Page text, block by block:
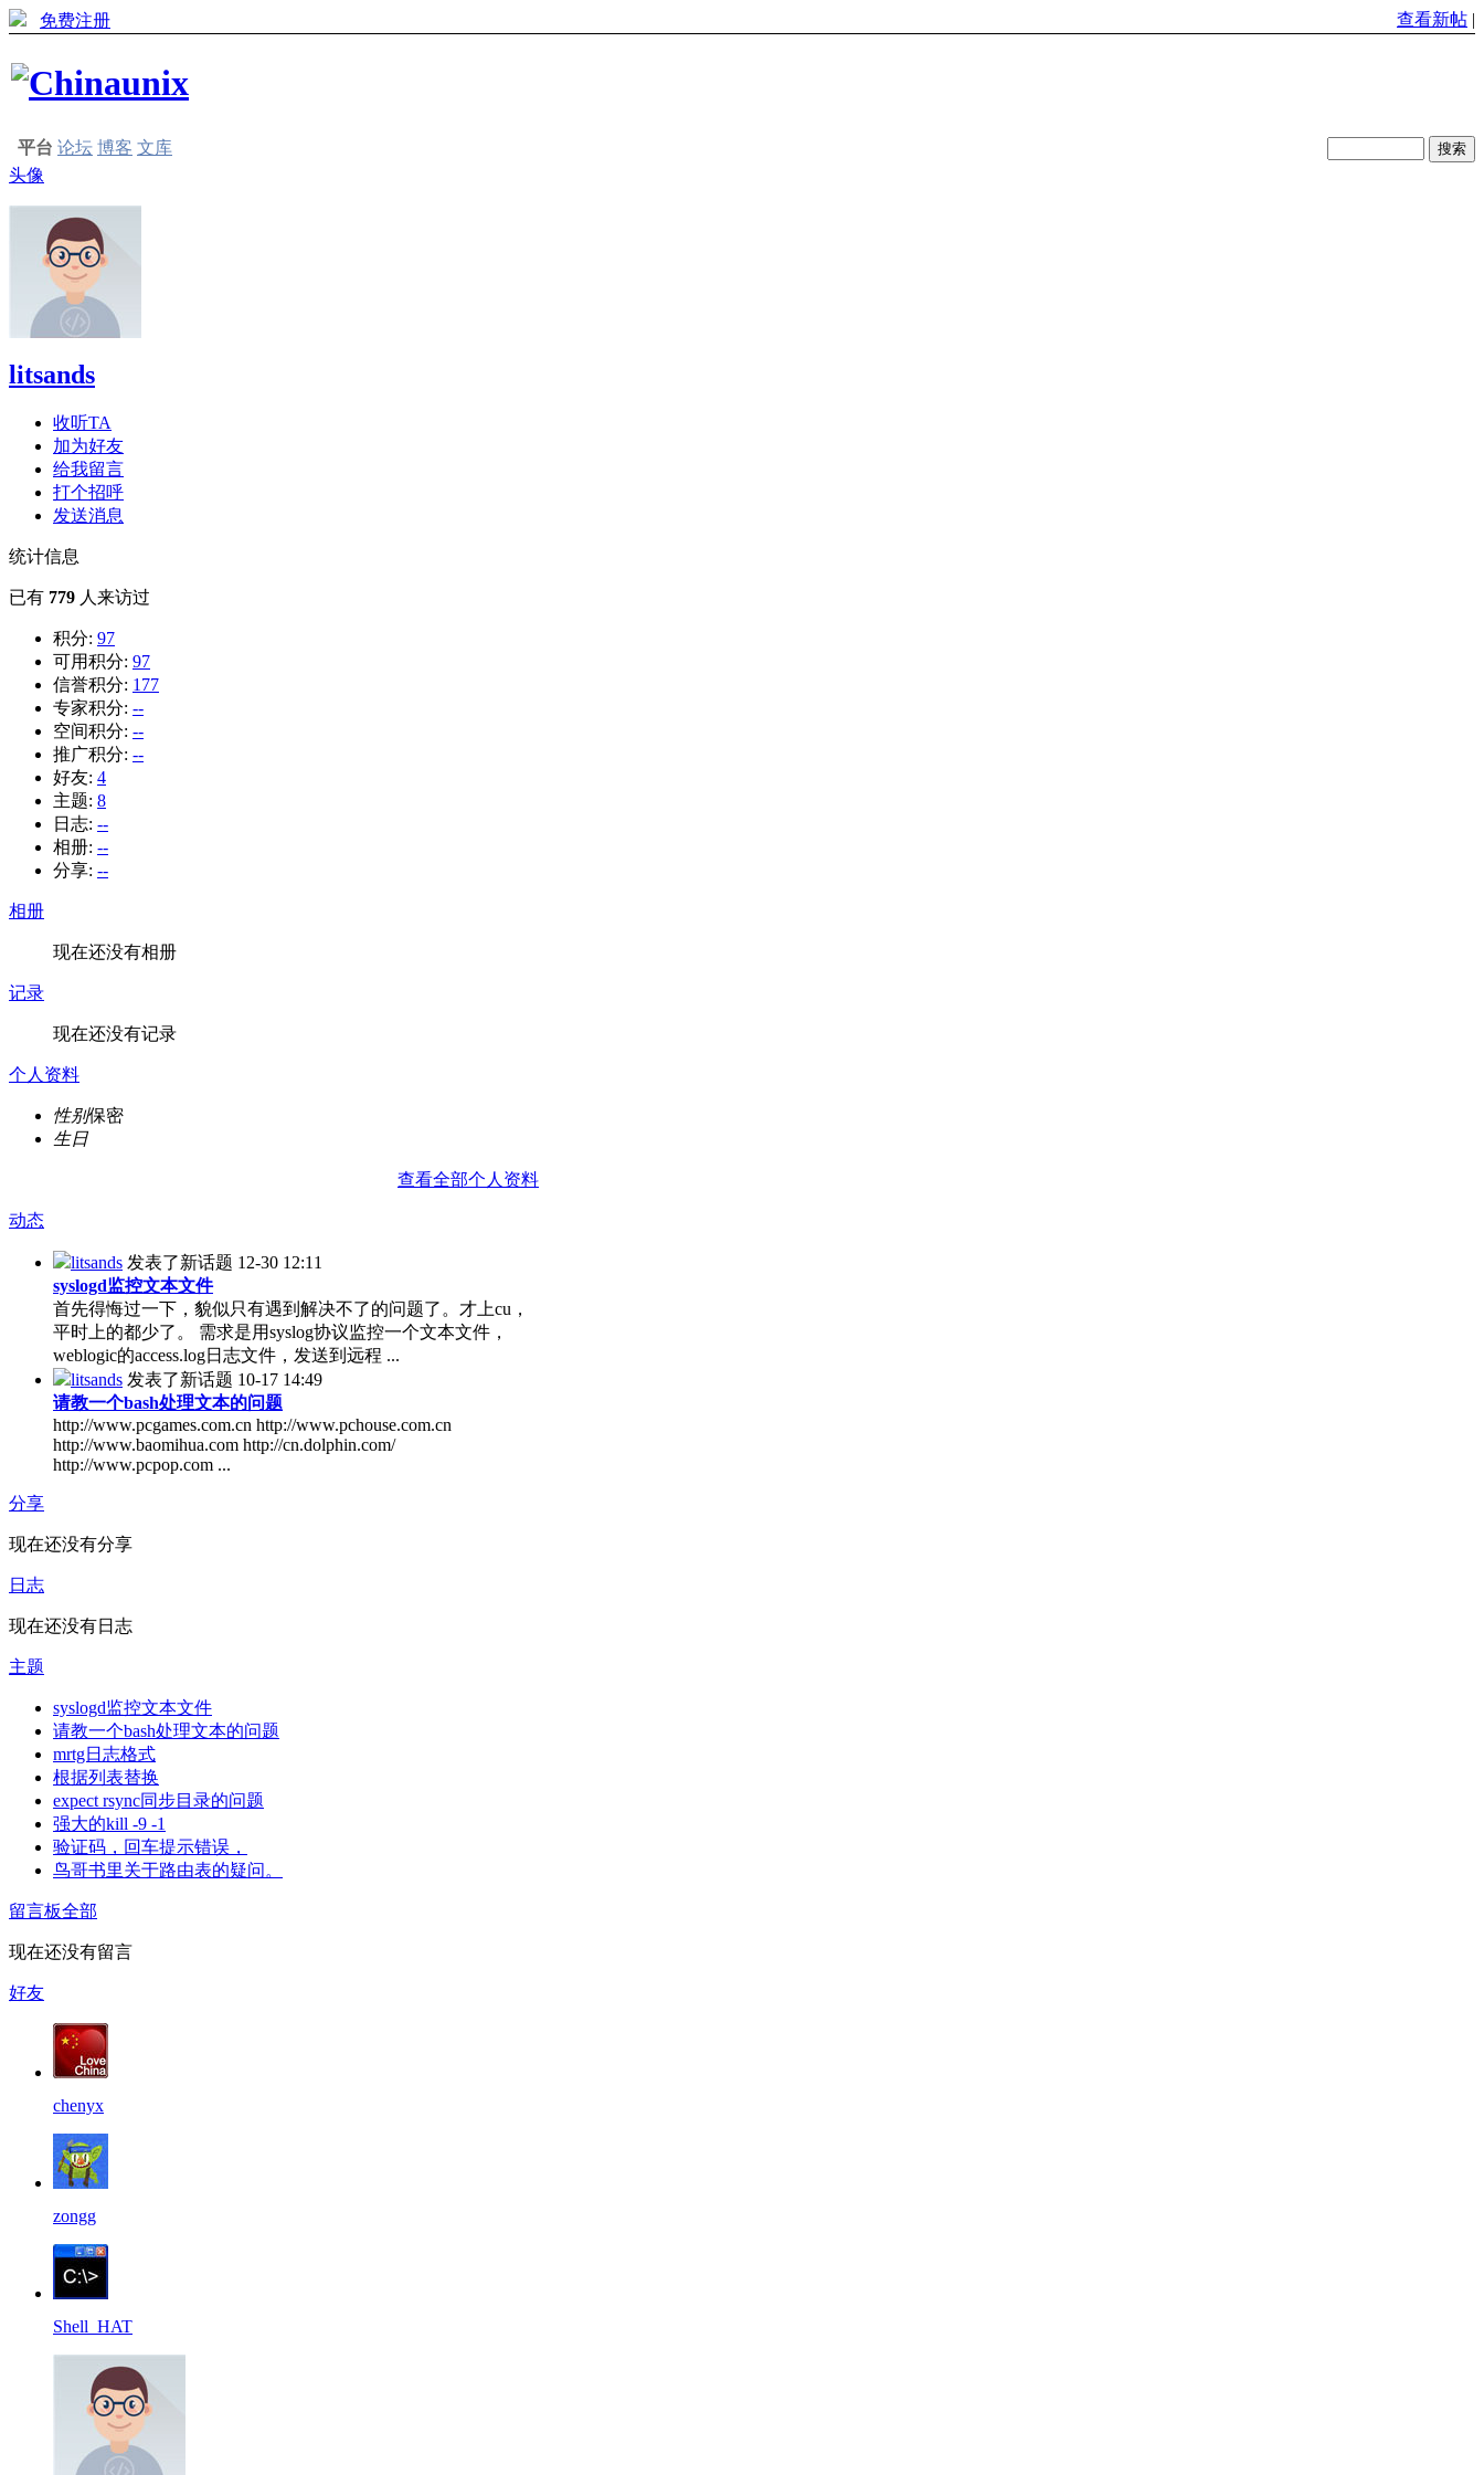
免费注册 查看新帖 |
平台 论坛 博客 文库
头像
litsands
收听TA
加为好友
给我留言
打个招呼
发送消息
统计信息
已有 779 人来访过
积分: 97
可用积分: 97
信誉积分: 177
专家积分: --
空间积分: --
推广积分: --
好友: 4
主题: 8
日志: --
相册: --
分享: --
相册
现在还没有相册
记录
现在还没有记录
个人资料
性别保密
生日
查看全部个人资料
动态
litsands 发表了新话题 12-30 12:11
syslogd监控文本文件
首先得悔过一下，貌似只有遇到解决不了的问题了。才上cu，
平时上的都少了。 需求是用syslog协议监控一个文本文件，
weblogic的access.log日志文件，发送到远程 ...
litsands 发表了新话题 10-17 14:49
请教一个bash处理文本的问题
http://www.pcgames.com.cn http://www.pchouse.com.cn
http://www.baomihua.com http://cn.dolphin.com/
http://www.pcpop.com ...
分享
现在还没有分享
日志
现在还没有日志
主题
syslogd监控文本文件
请教一个bash处理文本的问题
mrtg日志格式
根据列表替换
expect rsync同步目录的问题
强大的kill -9 -1
验证码，回车提示错误，
鸟哥书里关于路由表的疑问。
留言板全部
现在还没有留言
好友
chenyx
zongg
Shell_HAT